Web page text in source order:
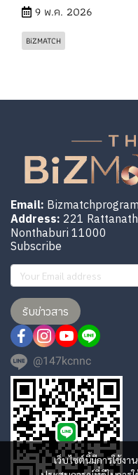
9 พ.ค. 2026
BiZMATCH
เว็บไซต์นี้มีการใช้ง
Email:
Address: 221
Nonthaburi 11000
Subscribe
รับข่าวสาร
@147kcnnc